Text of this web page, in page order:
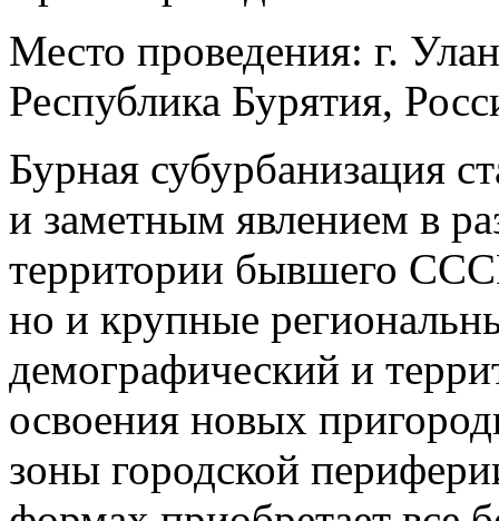
Место проведения: г.
Республика Бурятия,
Бурная субурбанизация
и заметным явлением в
территории бывшего
но и крупные
демографический и
освоения новых
зоны городской